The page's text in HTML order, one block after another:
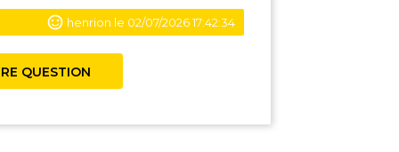
henrion le 02/07/2026 17:42:34
QUESTION